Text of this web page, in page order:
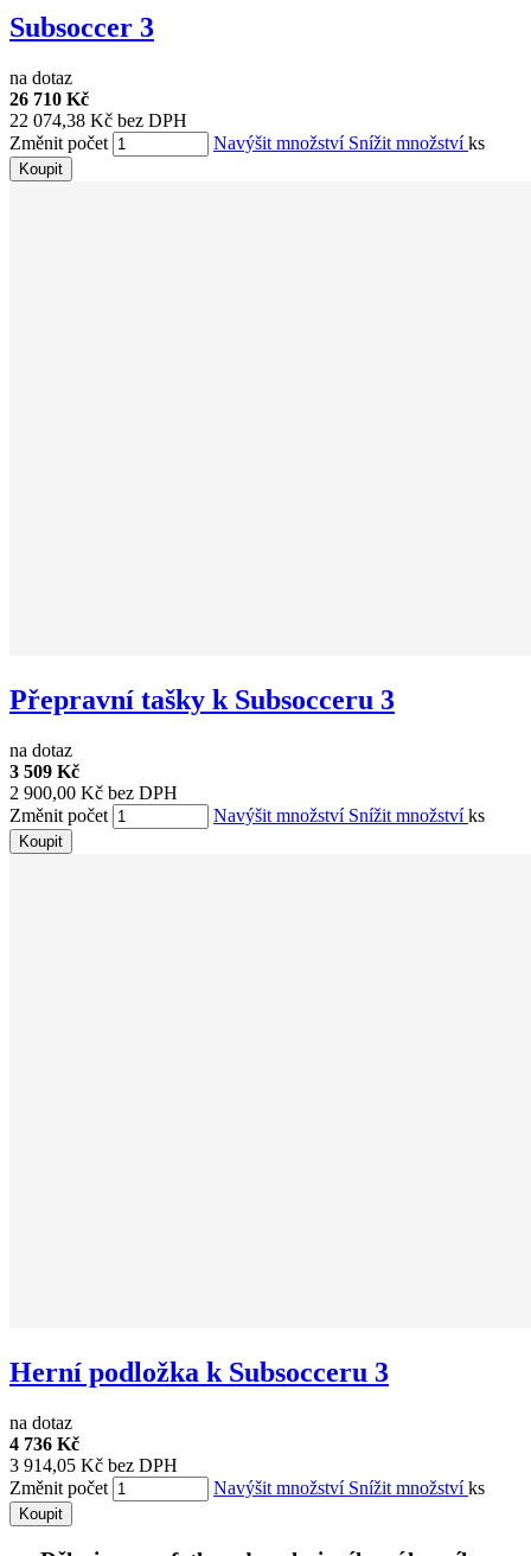
Subsoccer 3
na dotaz
26 710 Kč
22 074,38 Kč bez DPH
Změnit počet
Navýšit množství Snížit množstvíks
Koupit
Přepravní tašky k Subsocceru 3
na dotaz
3 509 Kč
2 900,00 Kč bez DPH
Změnit počet
Navýšit množství Snížit množstvíks
Koupit
Herní podložka k Subsocceru 3
na dotaz
4 736 Kč
3 914,05 Kč bez DPH
Změnit počet
Navýšit množství Snížit množstvíks
Koupit